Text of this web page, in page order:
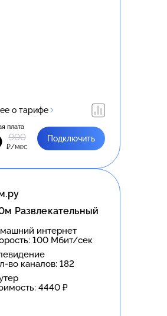
о тарифе
плата
900
₽/мес
Подключить
Развлекательный
интернет
100 Мбит/сек
во каналов: 182
4440 ₽